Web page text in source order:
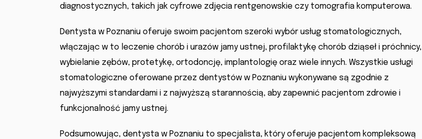
diagnostycznych, takich jak cyfrowe zdjęcia rentgenowskie czy tomografia komputerowa.
Dentysta w Poznaniu oferuje swoim pacjentom szeroki wybór usług stomatologicznych,
włączając w to leczenie chorób i urazów jamy ustnej, profilaktykę chorób dziąseł i próchnicy,
wybielanie zębów, protetykę, ortodoncję, implantologię oraz wiele innych. Wszystkie usługi
stomatologiczne oferowane przez dentystów w Poznaniu wykonywane są zgodnie z
najwyższymi standardami i z najwyższą starannością, aby zapewnić pacjentom zdrowie i
funkcjonalność jamy ustnej.
Podsumowując, dentysta w Poznaniu to specjalista, który oferuje pacjentom kompleksową